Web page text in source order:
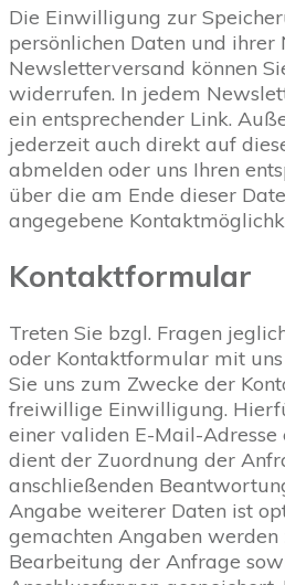
Die Einwilligung zur
persönlichen Daten und ihrer
Newsletterversand können
widerrufen. In jedem
ein entsprechender Link.
jederzeit auch direkt auf
abmelden oder uns Ihren
über die am Ende dieser
angegebene
Kontaktformular
Treten Sie bzgl. Fragen
oder Kontaktformular mit
Sie uns zum Zwecke der
freiwillige Einwilligung.
einer validen E-Mail-Adresse
dient der Zuordnung der
anschließenden
Angabe weiterer Daten ist
gemachten Angaben
Bearbeitung der Anfrage